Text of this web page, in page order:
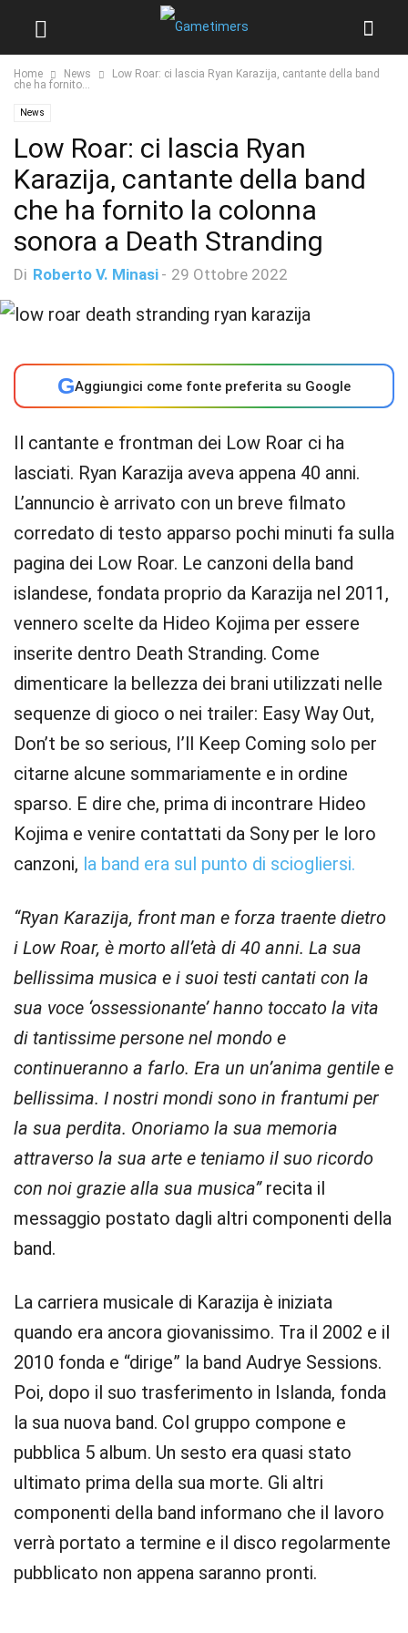
Home News
Low Roar: ci lascia Ryan Karazija, cantante della band
che ha fornito...
News
Low Roar: ci lascia Ryan
Karazija, cantante della band
che ha fornito la colonna
sonora a Death Stranding
Di Roberto V. Minasi - 29 Ottobre 2022
GAggiungici come fonte preferita su Google
Il cantante e frontman dei Low Roar ci ha
lasciati. Ryan Karazija aveva appena 40 anni.
L’annuncio è arrivato con un breve filmato
corredato di testo apparso pochi minuti fa sulla
pagina dei Low Roar. Le canzoni della band
islandese, fondata proprio da Karazija nel 2011,
vennero scelte da Hideo Kojima per essere
inserite dentro Death Stranding. Come
dimenticare la bellezza dei brani utilizzati nelle
sequenze di gioco o nei trailer: Easy Way Out,
Don’t be so serious, I’ll Keep Coming solo per
citarne alcune sommariamente e in ordine
sparso. E dire che, prima di incontrare Hideo
Kojima e venire contattati da Sony per le loro
canzoni, la band era sul punto di sciogliersi.
“Ryan Karazija, front man e forza traente dietro
i Low Roar, è morto all’età di 40 anni. La sua
bellissima musica e i suoi testi cantati con la
sua voce ‘ossessionante’ hanno toccato la vita
di tantissime persone nel mondo e
continueranno a farlo. Era un un’anima gentile e
bellissima. I nostri mondi sono in frantumi per
la sua perdita. Onoriamo la sua memoria
attraverso la sua arte e teniamo il suo ricordo
con noi grazie alla sua musica”recita il
messaggio postato dagli altri componenti della
band.
La carriera musicale di Karazija è iniziata
quando era ancora giovanissimo. Tra il 2002 e il
2010 fonda e “dirige” la band Audrye Sessions.
Poi, dopo il suo trasferimento in Islanda, fonda
la sua nuova band. Col gruppo compone e
pubblica 5 album. Un sesto era quasi stato
ultimato prima della sua morte. Gli altri
componenti della band informano che il lavoro
verrà portato a termine e il disco regolarmente
pubblicato non appena saranno pronti.